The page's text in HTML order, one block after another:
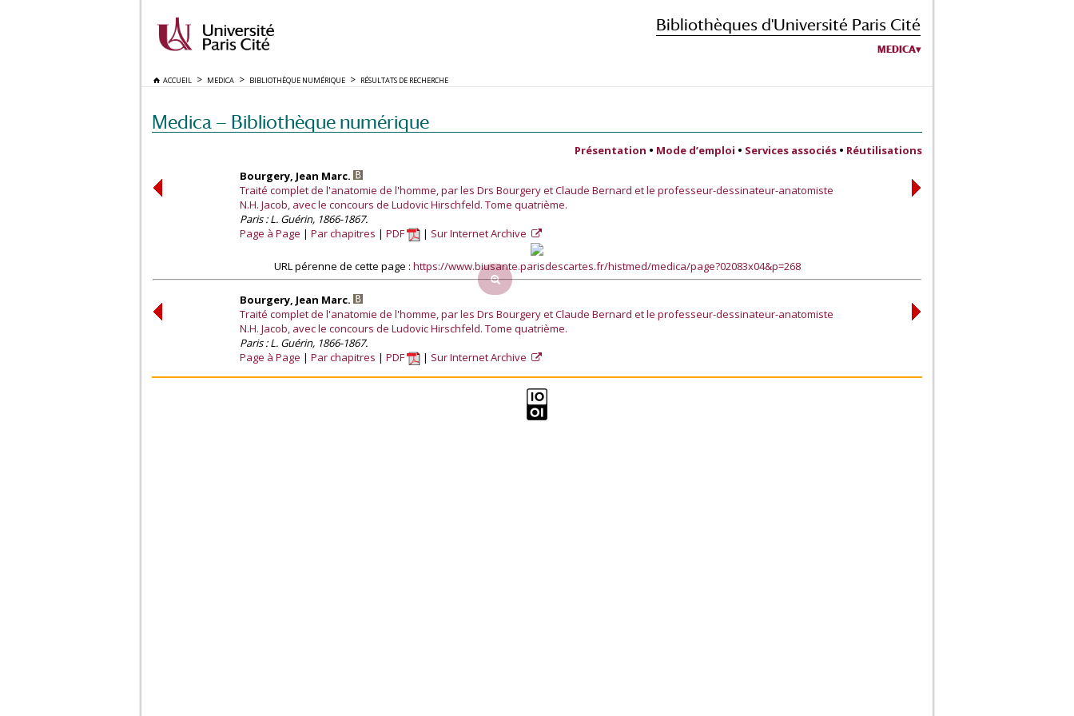
Bibliothèques d'Université Paris Cité
MEDICA
ACCUEIL MEDICA BIBLIOTHÈQUE NUMÉRIQUE RÉSULTATS DE RECHERCHE
Medica — Bibliothèque numérique
Présentation • Mode d’emploi • Services associés • Réutilisations
Bourgery, Jean Marc.
Traité complet de l'anatomie de l'homme, par les Drs Bourgery et Claude Bernard et le professeur-dessinateur-anatomiste
N.H. Jacob, avec le concours de Ludovic Hirschfeld. Tome quatrième.
Paris : L. Guérin, 1866-1867.
Page à Page
Par chapitres PDF Sur Internet Archive
URL pérenne de cette page : https://www.biusante.parisdescartes.fr/histmed/medica/page?02083x04&p=268
Bourgery, Jean Marc.
Traité complet de l'anatomie de l'homme, par les Drs Bourgery et Claude Bernard et le professeur-dessinateur-anatomiste
N.H. Jacob, avec le concours de Ludovic Hirschfeld. Tome quatrième.
Paris : L. Guérin, 1866-1867.
Page à Page
Par chapitres PDF Sur Internet Archive